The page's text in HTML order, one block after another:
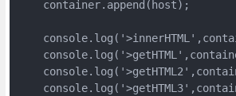
container.append(host);